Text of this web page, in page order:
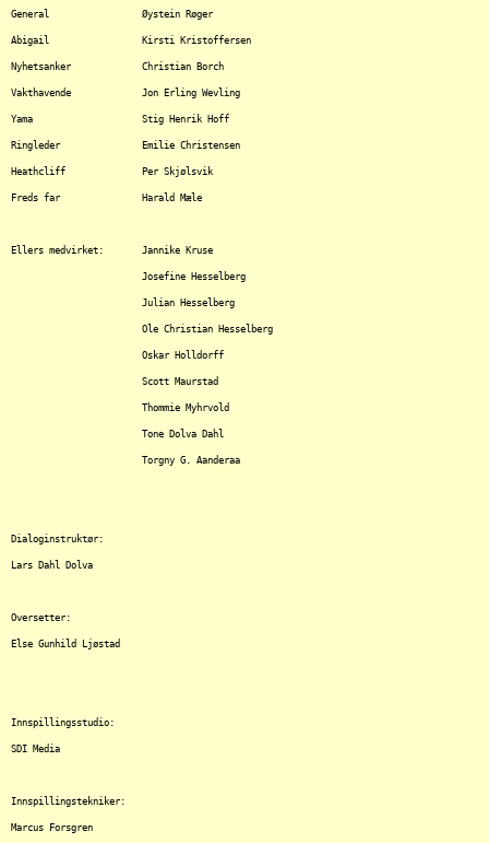
General			Øystein Røger
Abigail			Kirsti Kristoffersen
Nyhetsanker		Christian Borch
Vakthavende		Jon Erling Wevling
Yama			Stig Henrik Hoff
Ringleder		Emilie Christensen
Heathcliff		Per Skjølsvik
Freds far		Harald Mæle
Ellers medvirket:	Jannike Kruse
Dialoginstruktør:
Lars Dahl Dolva
Oversetter:
Else Gunhild Ljøstad
Innspillingsstudio:
SDI Media
Innspillingstekniker:
Marcus Forsgren